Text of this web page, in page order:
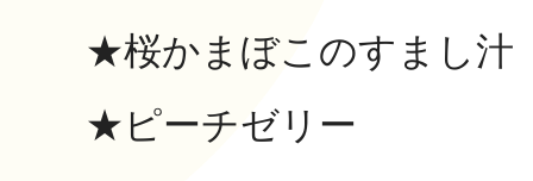
★桜かまぼこのすまし汁
★ピーチゼリー